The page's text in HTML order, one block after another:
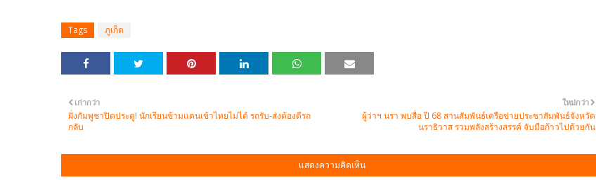
Tags ภูเก็ต
ใหม่กว่า
ผู้ว่าฯ นรา พบสื่อ ปี 68 สานสัมพันธ์เครือข่ายประชาสัมพันธ์จังหวัด
นราธิวาส รวมพลังสร้างสรรค์ จับมือก้าวไปด้วยกัน
เก่ากว่า
ฝั่งกัมพูชาปิดประตู! นักเรียนข้ามแดนเข้าไทยไม่ได้ รถรับ-ส่งต้องตีรถ
กลับ
แสดงความคิดเห็น